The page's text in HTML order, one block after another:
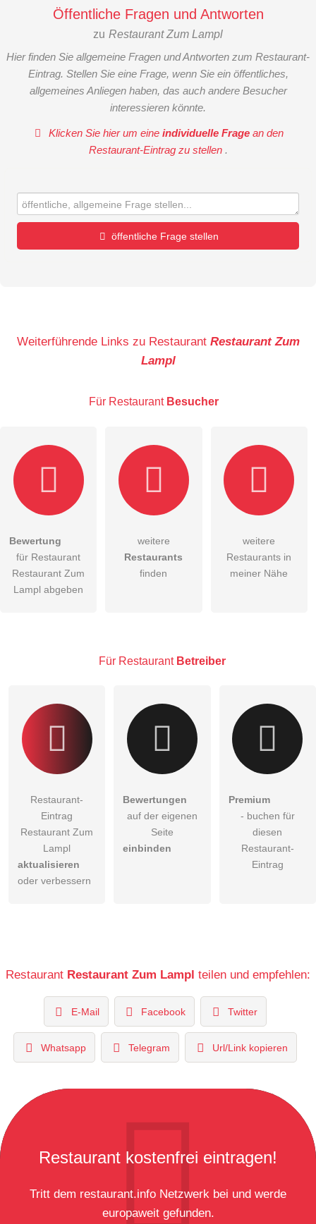
Öffentliche Fragen und Antworten
zu Restaurant Zum Lampl
Hier finden Sie allgemeine Fragen und Antworten zum Restaurant-
Eintrag. Stellen Sie eine Frage, wenn Sie ein öffentliches,
allgemeines Anliegen haben, das auch andere Besucher
interessieren könnte.
Klicken Sie hier um eineindividuelle Frage an den
Restaurant-Eintrag zu stellen .
öffentliche Frage stellen
Die Datenschutzerklärunghabe ich zur Kenntnis genommen.
öffentliche Frage stellen
Klicken Sie hier um eineindividuelle Frage
Weiterführende Links zu Restaurant Restaurant Zum
Lampl
Für Restaurant Besucher
Bewertung
für Restaurant
Restaurant Zum
Lampl abgeben
weitere
Restaurants
finden
weitere
Restaurants in
meiner Nähe
Für Restaurant Betreiber
Restaurant-
Eintrag
Restaurant Zum
Lampl
aktualisieren
oder verbessern
Bewertungen
auf der eigenen
Seite
einbinden
Premium
- buchen für
diesen
Restaurant-
Eintrag
Restaurant Restaurant Zum Lampl teilen und empfehlen:
E-Mail Facebook Twitter
Whatsapp Telegram Url/Link kopieren
Restaurant kostenfrei eintragen!
Tritt dem restaurant.info Netzwerk bei und werde
europaweit gefunden.